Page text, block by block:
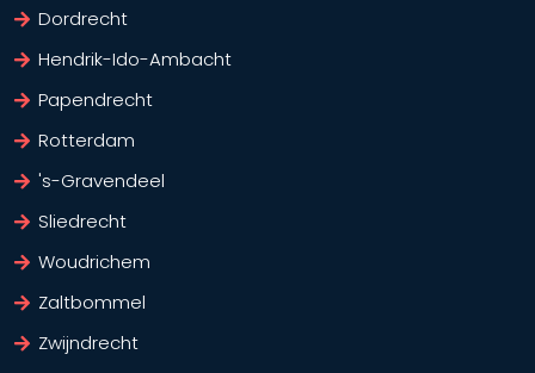
Dordrecht
Hendrik-Ido-Ambacht
Papendrecht
Rotterdam
's-Gravendeel
Sliedrecht
Woudrichem
Zaltbommel
Zwijndrecht